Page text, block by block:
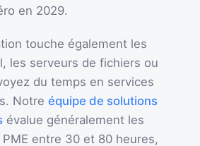
en 2029.
touche également les
les serveurs de fichiers ou
du temps en services
Notre équipe de solutions
évalue généralement les
entre 30 et 80 heures,